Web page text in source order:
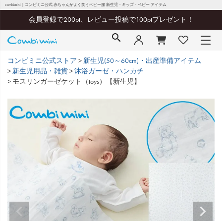
combimini｜コンビミニ公式 赤ちゃんがよく笑うベビー服 新生児・キッズ・ベビー アイテム
会員登録で200pt、レビュー投稿で100ptプレゼント！
コンビミニ公式ストア
新生児(50～60cm)・出産準備アイテム
新生児用品・雑貨
沐浴ガーゼ・ハンカチ
モスリンガーゼケット（toys）【新生児】